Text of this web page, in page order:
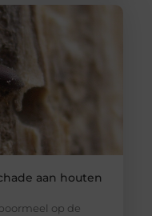
aan houten
op de